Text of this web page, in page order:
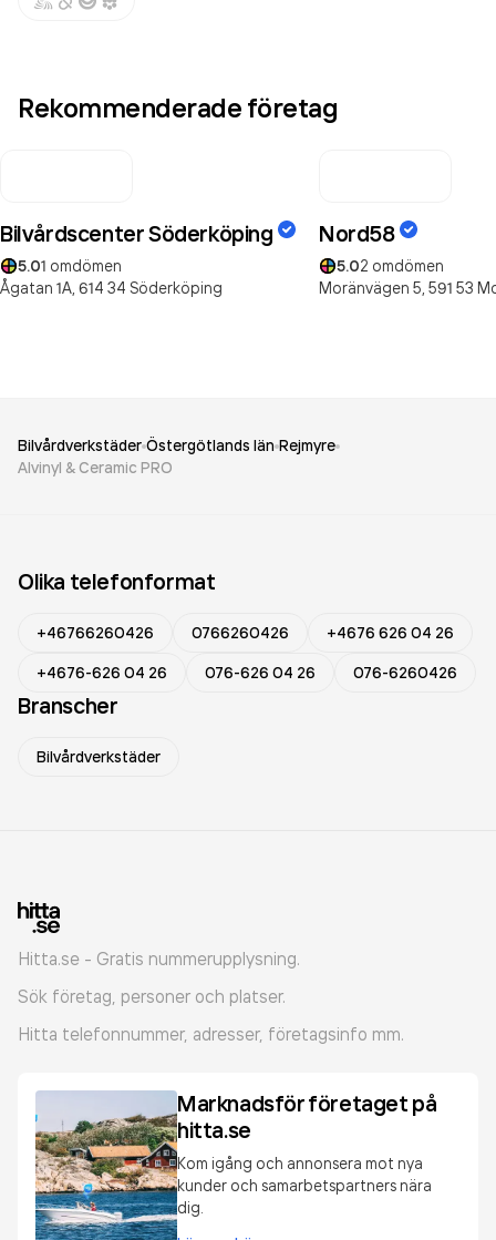
Rekommenderade företag
Bilvårdscenter Söderköping
5.01 omdömen
Ågatan 1A, 614 34 Söderköping
Nord58
5.02 omdömen
Moränvägen 5, 591 53
Bilvårdverkstäder Östergötlands län Rejmyre
Alvinyl & Ceramic PRO
Olika telefonformat
+46766260426 0766260426
+4676 626 04 26
+4676-626 04 26
076-626 04 26 076-6260426
Branscher
Bilvårdverkstäder
Hitta.se - Gratis nummerupplysning.
Sök företag, personer och platser.
Hitta telefonnummer, adresser, företagsinfo mm.
Marknadsför företaget på
hitta.se
Kom igång och annonsera mot nya
kunder och samarbetspartners nära
dig.